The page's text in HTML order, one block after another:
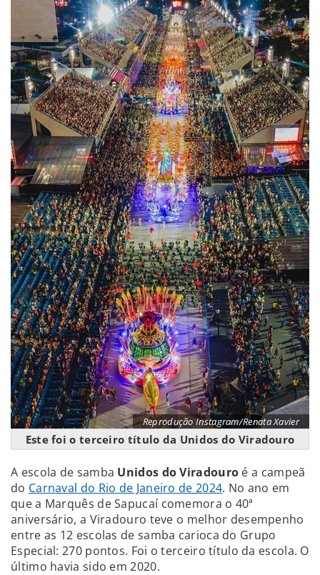
Reprodução Instagram/Renata Xavier
Este foi o terceiro título da Unidos do Viradouro
A escola de samba Unidos do Viradouro é a campeã
do Carnaval do Rio de Janeiro de 2024. No ano em
que a Marquês de Sapucaí comemora o 40ª
aniversário, a Viradouro teve o melhor desempenho
entre as 12 escolas de samba carioca do Grupo
Especial: 270 pontos. Foi o terceiro título da escola. O
último havia sido em 2020.